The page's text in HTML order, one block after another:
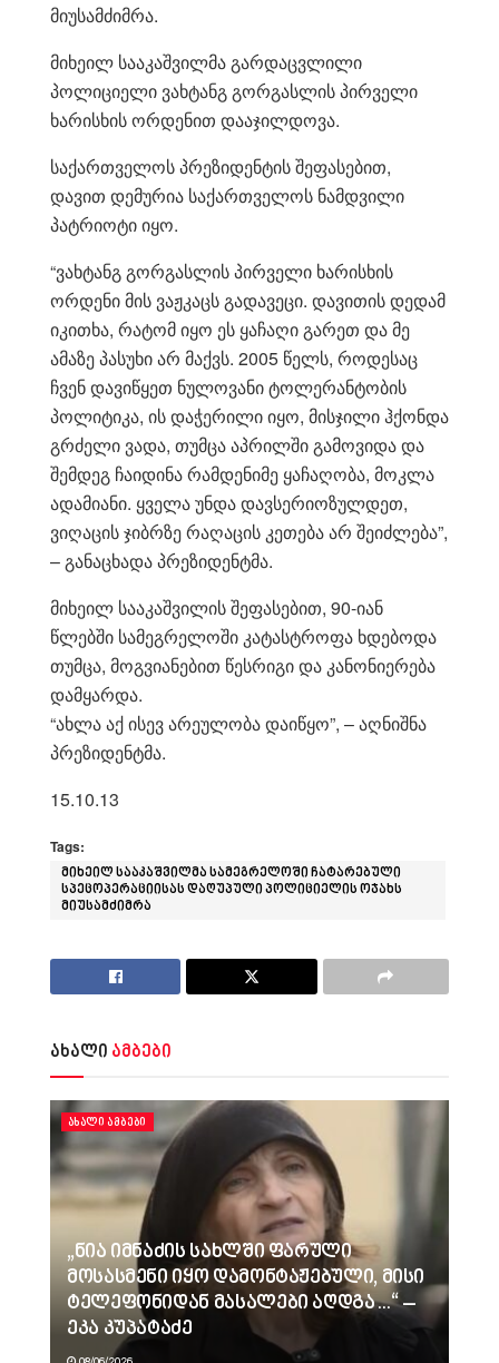
მიუსამძიმრა.
მიხეილ სააკაშვილმა გარდაცვლილი
პოლიციელი ვახტანგ გორგასლის პირველი
ხარისხის ორდენით დააჯილდოვა.
საქართველოს პრეზიდენტის შეფასებით,
დავით დემურია საქართველოს ნამდვილი
პატრიოტი იყო.
“ვახტანგ გორგასლის პირველი ხარისხის
ორდენი მის ვაჟკაცს გადავეცი. დავითის დედამ
იკითხა, რატომ იყო ეს ყაჩაღი გარეთ და მე
ამაზე პასუხი არ მაქვს. 2005 წელს, როდესაც
ჩვენ დავიწყეთ ნულოვანი ტოლერანტობის
პოლიტიკა, ის დაჭერილი იყო, მისჯილი ჰქონდა
გრძელი ვადა, თუმცა აპრილში გამოვიდა და
შემდეგ ჩაიდინა რამდენიმე ყაჩაღობა, მოკლა
ადამიანი. ყველა უნდა დავსერიოზულდეთ,
ვიღაცის ჯიბრზე რაღაცის კეთება არ შეიძლება”,
– განაცხადა პრეზიდენტმა.
მიხეილ სააკაშვილის შეფასებით, 90-იან
წლებში სამეგრელოში კატასტროფა ხდებოდა
თუმცა, მოგვიანებით წესრიგი და კანონიერება
დამყარდა.
“ახლა აქ ისევ არეულობა დაიწყო”, – აღნიშნა
პრეზიდენტმა.
15.10.13
Tags:
მიხეილ სააკაშვილმა სამეგრელოში ჩატარებული
სპეცოპერაციისას დაღუპული პოლიციელის ოჯახს
მიუსამძიმრა
ახალი ამბები
ᲐᲮᲐᲚᲘ ᲐᲛᲑᲔᲑᲘ
„ნია იმნაძის სახლში ფარული
მოსასმენი იყო დამონტაჟებული, მისი
ტელეფონიდან მასალები აღდგა…“ –
ეკა კუპატაძე